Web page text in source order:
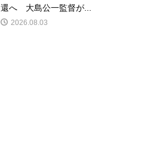
還へ 大島公一監督が...
2026.08.03